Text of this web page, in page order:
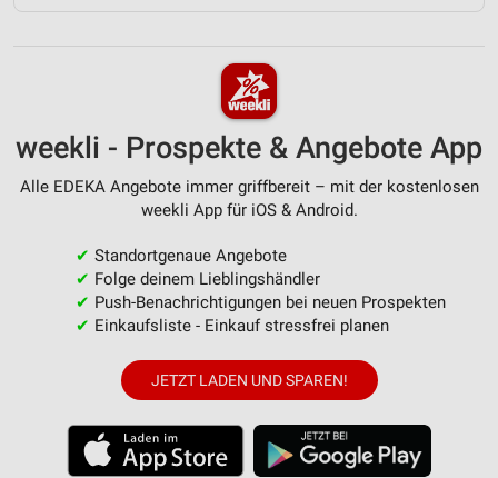
weekli - Prospekte & Angebote App
Alle EDEKA Angebote immer griffbereit – mit der kostenlosen
weekli App für iOS & Android.
✔ Standortgenaue Angebote
✔ Folge deinem Lieblingshändler
✔ Push-Benachrichtigungen bei neuen Prospekten
✔ Einkaufsliste - Einkauf stressfrei planen
JETZT LADEN UND SPAREN!